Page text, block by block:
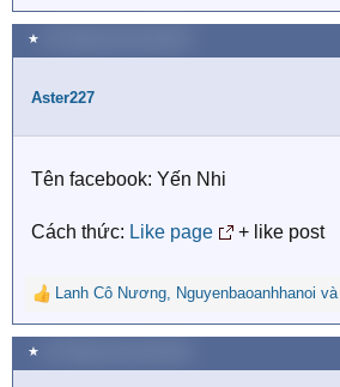
e
a
c
i
n
★
Aster227
Tên facebook: Yến Nhi
Cách thức: Like page + like post
R
e
a
c
Lanh Cô Nương, Nguyenbaoanhhanoi và
★